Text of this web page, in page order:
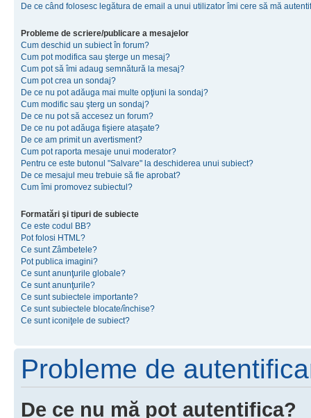
De ce când folosesc legătura de email a unui utilizator îmi cere să mă
Probleme de scriere/publicare a mesajelor
Cum deschid un subiect în forum?
Cum pot modifica sau şterge un mesaj?
Cum pot să îmi adaug semnătură la mesaj?
Cum pot crea un sondaj?
De ce nu pot adăuga mai multe opţiuni la sondaj?
Cum modific sau şterg un sondaj?
De ce nu pot să accesez un forum?
De ce nu pot adăuga fişiere ataşate?
De ce am primit un avertisment?
Cum pot raporta mesaje unui moderator?
Pentru ce este butonul "Salvare" la deschiderea unui subiect?
De ce mesajul meu trebuie să fie aprobat?
Cum îmi promovez subiectul?
Formatări şi tipuri de subiecte
Ce este codul BB?
Pot folosi HTML?
Ce sunt Zâmbetele?
Pot publica imagini?
Ce sunt anunţurile globale?
Ce sunt anunţurile?
Ce sunt subiectele importante?
Ce sunt subiectele blocate/închise?
Ce sunt iconiţele de subiect?
Probleme de
De ce nu mă pot autentifica?